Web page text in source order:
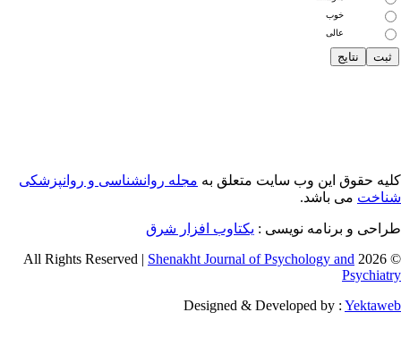
خوب
عالی
حقوق این وب سایت متعلق بهمجله روانشناسی و روانپزشکی
می باشد.
و برنامه نویسی : یکتاوب افزار شرق
©
Shenakht Journal of Psychology and
Designed & Developed by :